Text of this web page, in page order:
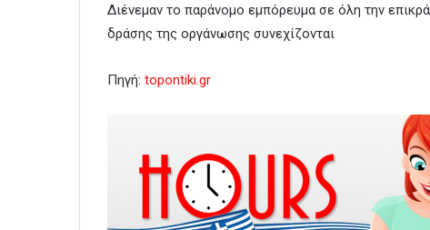
Διένεμαν το παράνομο εμπόρευμα σε όλη την
δράσης της οργάνωσης συνεχίζονται
Πηγή: topontiki.gr